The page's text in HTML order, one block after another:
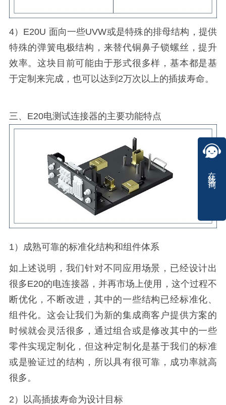
4）E20U 面向一些UVW或是特殊的排母结构，提供
特殊的弹簧电极结构，来替代铜鼻子锁螺丝，提升
效率。这块目前可能由于形式很多样，基本都是基
于定制来完成，也可以达到2万次以上的插拔寿命。
三、E20电测试连接器的主要功能特点
1）成熟可靠的标准化结构和组件体系
如上述说明，我们针对不同应用场景，已经设计出
很多E20的电连接器，并再市场上使用，这个过程不
断优化，不断改进，其中的一些结构已经标准化、
组件化。这会让我们为新的集成商客户提供方案的
时候就会灵活很多，通过组合或是修改其中的一些
零件实现定制化，但这种定制化是基于我们的标准
或是验证过的结构，所以具有很可靠，成功率就高
很多。
2）以高插拔寿命为设计目标
在线咨询